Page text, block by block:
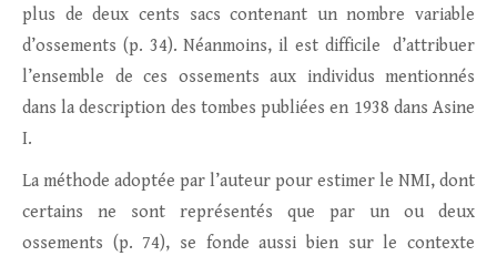
plus de deux cents sacs contenant un nombre variable
d’ossements (p. 34). Néanmoins, il est difficile d’attribuer
l’ensemble de ces ossements aux individus mentionnés
dans la description des tombes publiées en 1938 dans Asine
I.
La méthode adoptée par l’auteur pour estimer le NMI, dont
certains ne sont représentés que par un ou deux
ossements (p. 74), se fonde aussi bien sur le contexte